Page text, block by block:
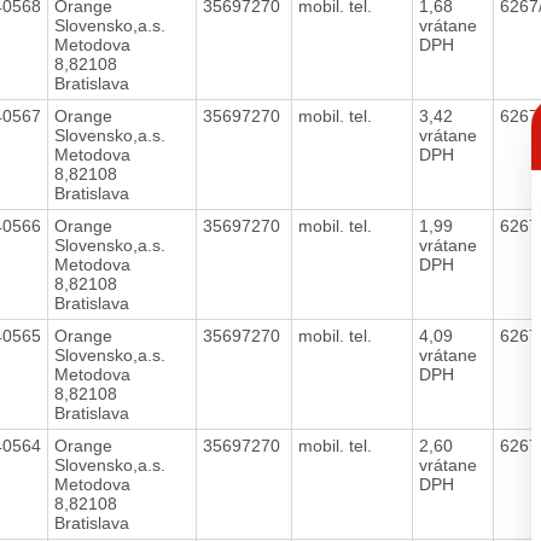
Orange
Slovensko,a.s.
Metodova
8,82108
Bratislava
35697270 mobil. tel.
1,68
vrátane
DPH
Orange
Slovensko,a.s.
Metodova
8,82108
Bratislava
35697270 mobil. tel.
3,42
vrátane
DPH
Orange
Slovensko,a.s.
Metodova
8,82108
Bratislava
35697270 mobil. tel.
1,99
vrátane
DPH
Orange
Slovensko,a.s.
Metodova
8,82108
Bratislava
35697270 mobil. tel.
4,09
vrátane
DPH
Orange
Slovensko,a.s.
Metodova
8,82108
Bratislava
35697270 mobil. tel.
2,60
vrátane
DPH